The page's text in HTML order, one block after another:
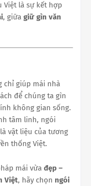
Việt là sự kết hợp
, giữa giữ gìn văn
chỉ giúp mái nhà
để chúng ta gìn
không gian sống.
tâm linh, ngói
vật liệu của tương
thống Việt.
mái vừa đẹp –
Việt, hãy chọn ngói